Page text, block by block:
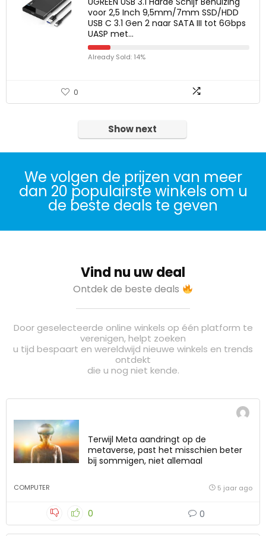
voor 2,5 Inch 9,5mm/7mm SSD/HDD
USB C 3.1 Gen 2 naar SATA III tot 6Gbps
UASP met…
Already Sold: 14%
0
Show next
We volgen de prijzen van meer
dan 20 populairste winkels om u
de beste deals te geven
Vind nu uw deal
Ontdek de beste deals
Door geselecteerde online winkels op één platform te
verenigen, helpt zoeken
u tijd bespaart en wereldwijd nieuwe winkels en trends
ontdekt
die u nog niet kende.
Terwijl Meta aandringt op de
metaverse, past het misschien beter
bij sommigen, niet allemaal
COMPUTER 5 jaar ago
0 0